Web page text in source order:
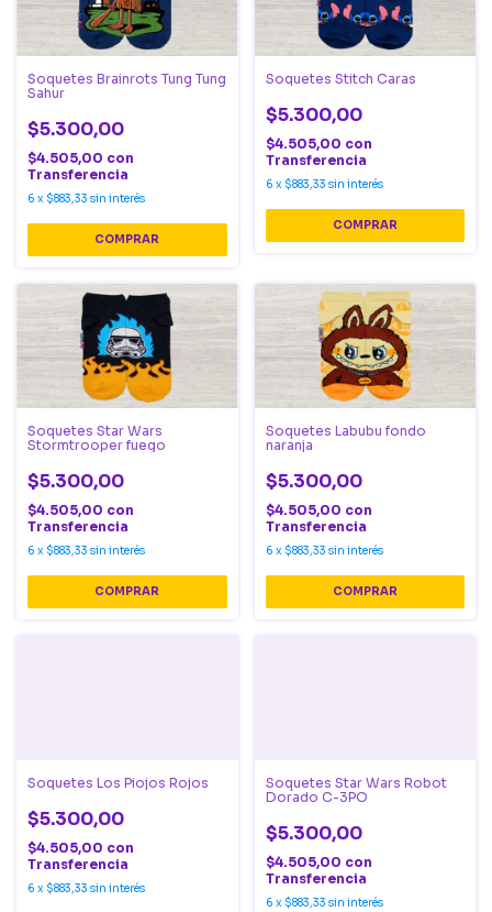
Soquetes Brainrots Tung Tung
Sahur
$5.300,00
$4.505,00 con
Transferencia
6 x $883,33 sin interés
Soquetes Stitch Caras
$5.300,00
$4.505,00 con
Transferencia
6 x $883,33 sin interés
Soquetes Star Wars
Stormtrooper fuego
$5.300,00
$4.505,00 con
Transferencia
6 x $883,33 sin interés
Soquetes Labubu fondo
naranja
$5.300,00
$4.505,00 con
Transferencia
6 x $883,33 sin interés
Soquetes Los Piojos Rojos
$5.300,00
$4.505,00 con
Transferencia
6 x $883,33 sin interés
Soquetes Star Wars Robot
Dorado C-3PO
$5.300,00
$4.505,00 con
Transferencia
6 x $883,33 sin interés